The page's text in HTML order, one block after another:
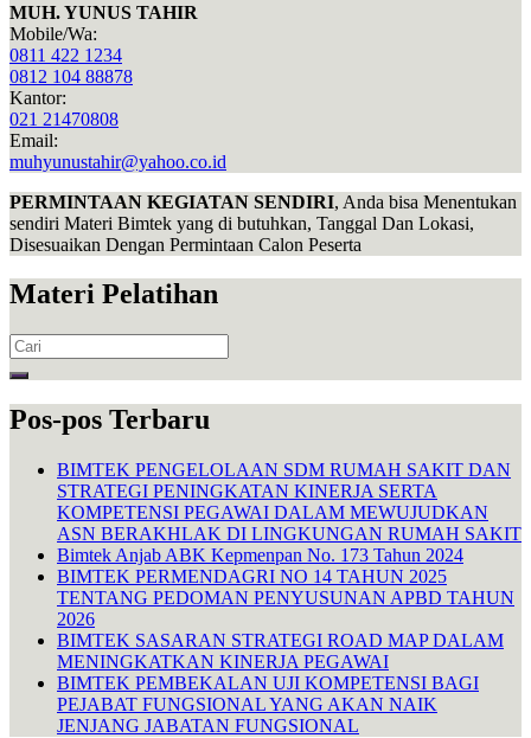
MUH. YUNUS TAHIR
Mobile/Wa:
0811 422 1234
0812 104 88878
Kantor:
021 21470808
Email:
muhyunustahir@yahoo.co.id
PERMINTAAN KEGIATAN SENDIRI, Anda bisa Menentukan
sendiri Materi Bimtek yang di butuhkan, Tanggal Dan Lokasi,
Disesuaikan Dengan Permintaan Calon Peserta
Materi Pelatihan
Search
for:
Pos-pos Terbaru
BIMTEK PENGELOLAAN SDM RUMAH SAKIT DAN
STRATEGI PENINGKATAN KINERJA SERTA
KOMPETENSI PEGAWAI DALAM MEWUJUDKAN
ASN BERAKHLAK DI LINGKUNGAN RUMAH SAKIT
Bimtek Anjab ABK Kepmenpan No. 173 Tahun 2024
BIMTEK PERMENDAGRI NO 14 TAHUN 2025
TENTANG PEDOMAN PENYUSUNAN APBD TAHUN
2026
BIMTEK SASARAN STRATEGI ROAD MAP DALAM
MENINGKATKAN KINERJA PEGAWAI
BIMTEK PEMBEKALAN UJI KOMPETENSI BAGI
PEJABAT FUNGSIONAL YANG AKAN NAIK
JENJANG JABATAN FUNGSIONAL